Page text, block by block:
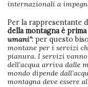
internazionali a
Per la rappresentante
della montagna è
umani”: per questo
montane per i servizi
pianura. I servizi
dell’acqua arriva dalle
mondo dipende
montagna deve essere